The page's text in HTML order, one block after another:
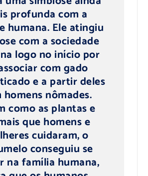
profunda com a
humana. Ele atingiu
com a sociedade
logo no início por
com gado
e a partir deles
homens nômades.
como as plantas e
que homens e
cuidaram, o
conseguiu se
na família humana,